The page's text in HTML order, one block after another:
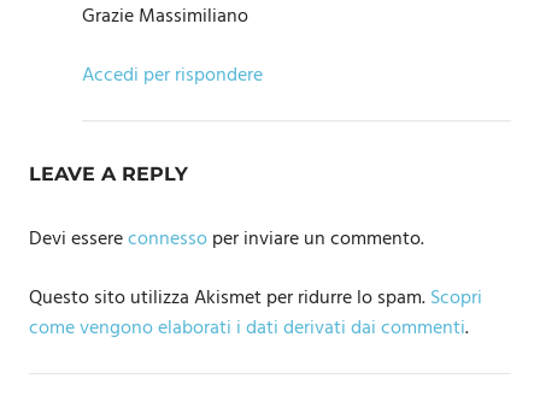
Grazie Massimiliano
Accedi per rispondere
LEAVE A REPLY
Devi essereconnessoper inviare un commento.
Questo sito utilizza Akismet per ridurre lo spam.Scopri
come vengono elaborati i dati derivati dai commenti.